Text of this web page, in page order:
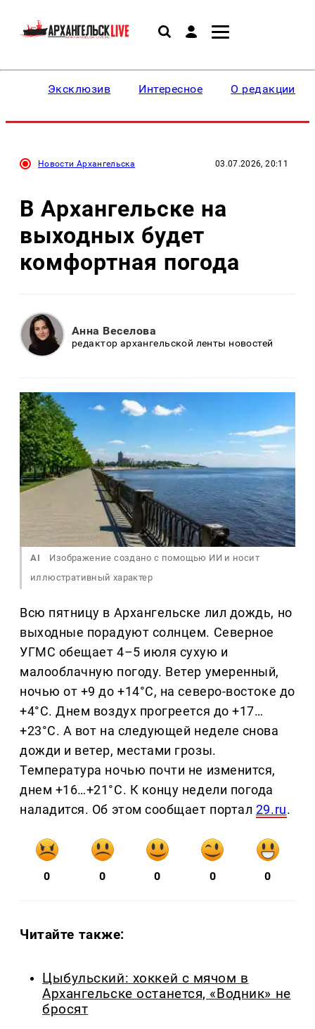
Эксклюзив Интересное О редакции
Новости Архангельска 03.07.2026, 20:11
В Архангельске на
выходных будет
комфортная погода
Анна Веселова
редактор архангельской ленты новостей
AI
Изображение создано с помощью ИИ и носит
иллюстративный характер
Всю пятницу в Архангельске лил дождь, но
выходные порадуют солнцем. Северное
УГМС обещает 4–5 июля сухую и
малооблачную погоду. Ветер умеренный,
ночью от +9 до +14°С, на северо-востоке до
+4°С. Днем воздух прогреется до +17…
+23°С. А вот на следующей неделе снова
дожди и ветер, местами грозы.
Температура ночью почти не изменится,
днем +16…+21°С. К концу недели погода
наладится. Об этом сообщает портал 29.ru.
0 0 0 0 0
Читайте также:
Цыбульский: хоккей с мячом в
Архангельске останется, «Водник» не
бросят